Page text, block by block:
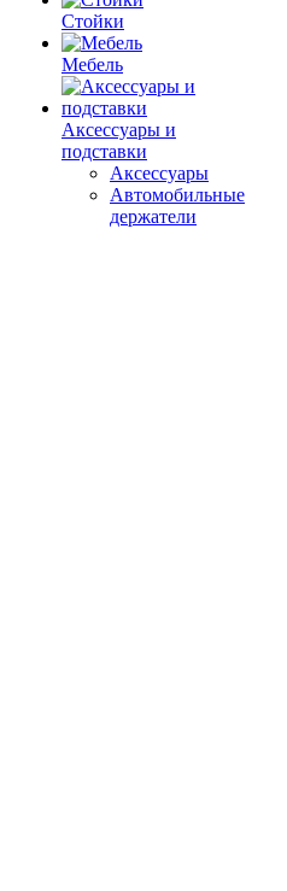
Стойки
Мебель
Аксессуары и
подставки
Аксессуары
Автомобильные
держатели